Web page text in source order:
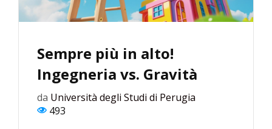
Sempre più in alto!
Ingegneria vs. Gravità
da Università degli Studi di Perugia
493